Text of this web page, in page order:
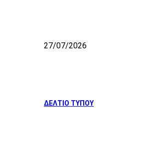
27/07/2026
ΔΕΛΤΙΟ ΤΥΠΟΥ